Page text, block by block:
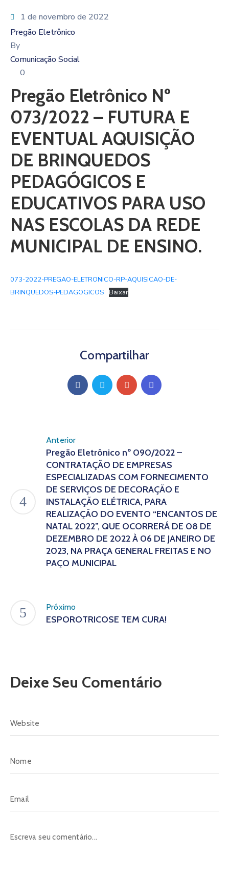
1 de novembro de 2022
Pregão Eletrônico
By
Comunicação Social
0
Pregão Eletrônico Nº
073/2022 – FUTURA E
EVENTUAL AQUISIÇÃO
DE BRINQUEDOS
PEDAGÓGICOS E
EDUCATIVOS PARA USO
NAS ESCOLAS DA REDE
MUNICIPAL DE ENSINO.
073-2022-PREGAO-ELETRONICO-RP-AQUISICAO-DE-
BRINQUEDOS-PEDAGOGICOS
Baixar
Compartilhar
Anterior
Pregão Eletrônico nº 090/2022 –
CONTRATAÇÃO DE EMPRESAS
ESPECIALIZADAS COM FORNECIMENTO
DE SERVIÇOS DE DECORAÇÃO E
INSTALAÇÃO ELÉTRICA, PARA
REALIZAÇÃO DO EVENTO “ENCANTOS DE
NATAL 2022”, QUE OCORRERÁ DE 08 DE
DEZEMBRO DE 2022 À 06 DE JANEIRO DE
2023, NA PRAÇA GENERAL FREITAS E NO
PAÇO MUNICIPAL
Próximo
ESPOROTRICOSE TEM CURA!
Deixe Seu Comentário